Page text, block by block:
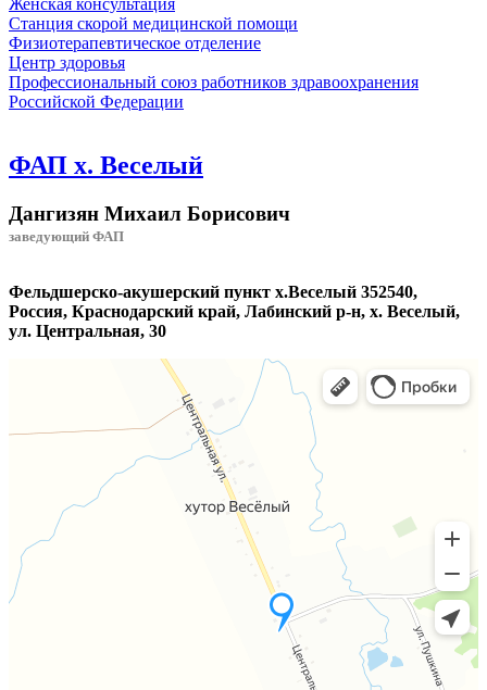
Женская консультация
Станция скорой медицинской помощи
Физиотерапевтическое отделение
Центр здоровья
Профессиональный союз работников здравоохранения
Российской Федерации
ФАП х. Веселый
Дангизян Михаил Борисович
заведующий ФАП
Фельдшерско-акушерский пункт х.Веселый 352540,
Poссия, Краснодарский край, Лабинский р-н, х. Веселый,
ул. Центральная, 30